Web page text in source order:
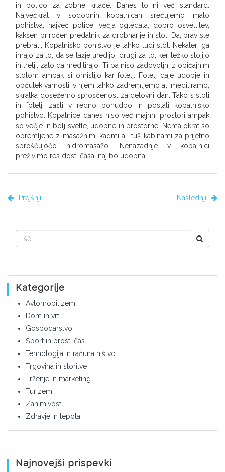
in polico za zobne krtače. Danes to ni več standard.
Največkrat v sodobnih kopalnicah srečujemo malo
pohištva, največ police, večja ogledala, dobro osvetlitev,
kakšen priročen predalnik za drobnarije in stol. Da, prav ste
prebrali, Kopalniško pohištvo je lahko tudi stol. Nekateri ga
imajo za to, da se lažje uredijo, drugi za to, ker težko stojijo
in tretji, zato da meditirajo. Ti pa niso zadovoljni z običajnim
stolom ampak si omislijo kar fotelj. Fotelj daje udobje in
občutek varnosti, v njem lahko zadremljemo ali meditiramo,
skratka dosežemo sproščenost za delovni dan. Tako s stoli
in fotelji zašli v redno ponudbo in postali kopalniško
pohištvo. Kopalnice danes niso več majhni prostori ampak
so večje in bolj svetle, udobne in prostorne. Nemalokrat so
opremljene z masažnimi kadmi ali tuš kabinami za prijetno
sproščujočo hidromasažo. Nenazadnje v kopalnici
preživimo res dosti časa, naj bo udobna.
Prejšnji Naslednji
Kategorije
Avtomobilizem
Dom in vrt
Gospodarstvo
Šport in prosti čas
Tehnologija in računalništvo
Trgovina in storitve
Trženje in marketing
Turizem
Zanimivosti
Zdravje in lepota
Najnovejši prispevki